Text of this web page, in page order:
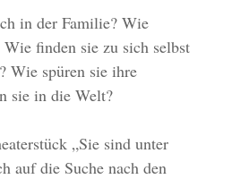
in der Familie? Wie
finden sie zu sich selbst
Wie spüren sie ihre
sie in die Welt?
„Sie sind unter
auf die Suche nach den